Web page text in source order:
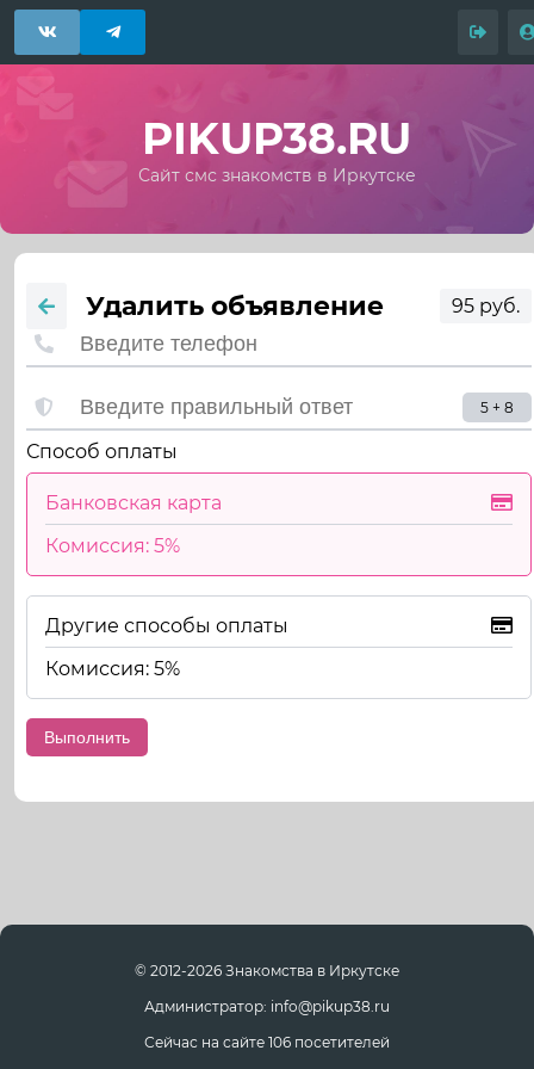
PIKUP38.RU
Сайт смс знакомств в Иркутске
Удалить объявление 95 руб.
5 + 8
Способ оплаты
Банковская карта
Комиссия: 5%
Другие способы оплаты
Комиссия: 5%
© 2012-2026 Знакомства в Иркутске
Администратор: info@pikup38.ru
Сейчас на сайте 106 посетителей